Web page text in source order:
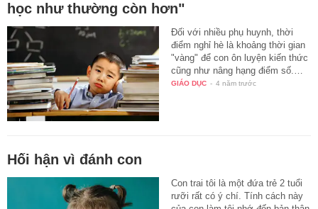
học như thường còn hơn"
Đối với nhiều phụ huynh, thời
điểm nghỉ hè là khoảng thời gian
"vàng" để con ôn luyện kiến thức
cũng như nâng hạng điểm số.…
GIÁO DỤC - 4 năm trước
Hối hận vì đánh con
Con trai tôi là một đứa trẻ 2 tuổi
rưỡi rất có ý chí. Tính cách này